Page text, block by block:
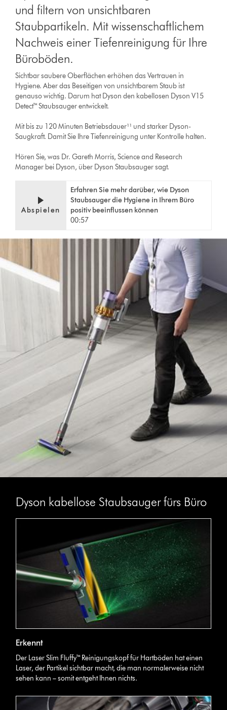
und filtern von unsichtbaren
Staubpartikeln. Mit wissenschaftlichem
Nachweis einer Tiefenreinigung für Ihre
Büroböden.
Sichtbar saubere Oberflächen erhöhen das Vertrauen in
Hygiene. Aber das Beseitigen von unsichtbarem Staub ist
genauso wichtig. Darum hat Dyson den kabellosen Dyson V15
Detect™ Staubsauger entwickelt.
Mit bis zu 120 Minuten Betriebsdauer¹¹ und starker Dyson-
Saugkraft. Damit Sie Ihre Tiefenreinigung unter Kontrolle halten.
Hören Sie, was Dr. Gareth Morris, Science and Research
Manager bei Dyson, über Dyson Staubsauger sagt.
Abspielen
Erfahren Sie mehr darüber, wie Dyson
Staubsauger die Hygiene in Ihrem Büro
positiv beeinflussen können
00:57
Dyson kabellose Staubsauger fürs Büro
Erkennt
Der Laser Slim Fluffy™ Reinigungskopf für Hartböden hat einen
Laser, der Partikel sichtbar macht, die man normalerweise nicht
sehen kann – somit entgeht Ihnen nichts.